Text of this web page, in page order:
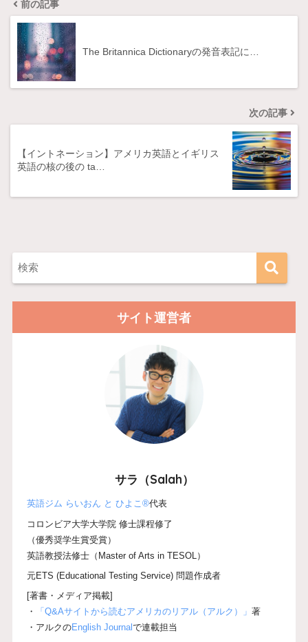
前の記事
The Britannica Dictionaryの発音表記に…
次の記事
【イントネーション】アメリカ英語とイギリス
英語の核の後の ta…
サイト運営者
サラ（Salah）
英語ジム らいおん と ひよこ®代表
コロンビア大学大学院 修士課程修了
（優秀奨学生賞受賞）
英語教授法修士（Master of Arts in TESOL）
元ETS (Educational Testing Service) 問題作成者
[著書・メディア掲載]
・
「Q&Aサイトから読むアメリカのリアル（アルク）」著
・アルクのEnglish Journalで連載担当